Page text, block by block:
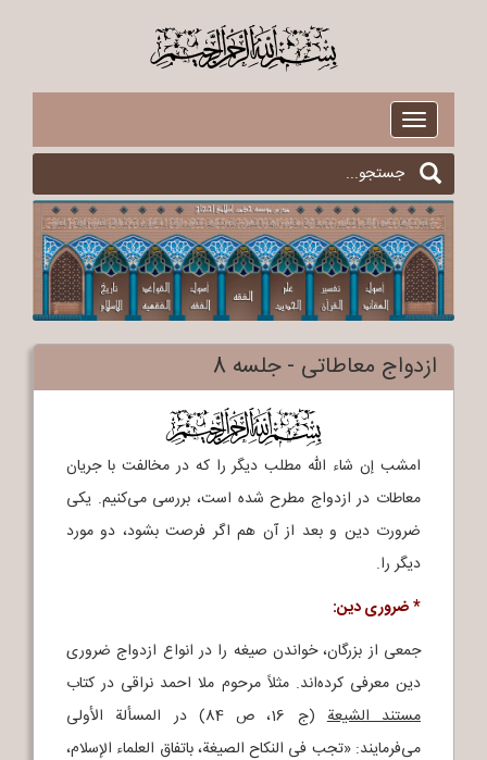
$
Toggle
navigation
ازدواج معاطاتی - جلسه 8
$
امشب إن شاء الله مطلب دیگر را که در مخالفت با جریان
معاطات در ازدواج مطرح شده است، بررسی می‌کنیم. یکی
ضرورت دین و بعد از آن هم اگر فرصت بشود، دو مورد
دیگر را.
* ضروری دین:
جمعی از بزرگان، خواندن صیغه را در انواع ازدواج ضروری
دین معرفی کرده‌اند. مثلاً مرحوم ملا احمد نراقی در کتاب
مستند الشیعة
(ج 16، ص 84) در المسألة الأولی
می‌فرمایند: «تجب فی النکاح الصیغة، باتفاق العلماء الإسلام،